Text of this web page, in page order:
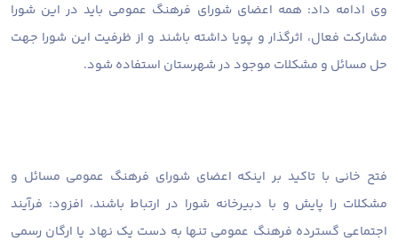
وی ادامه داد: همه اعضای شورای فرهنگ عمومی باید در این شورا
مشارکت فعال، اثرگذار و پویا داشته باشند و از ظرفیت این شورا جهت
حل مسائل و مشکلات موجود در شهرستان استفاده شود.
فتح خانی با تاکید بر اینکه اعضای شورای فرهنگ عمومی مسائل و
مشکلات را پایش و با دبیرخانه شورا در ارتباط باشند، افزود: فرآیند
اجتماعی گسترده فرهنگ عمومی تنها به دست یک نهاد یا ارگان رسمی